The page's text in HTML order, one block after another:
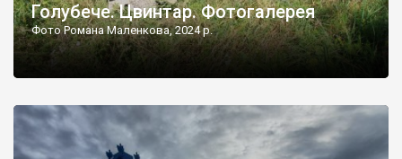
Голубече. Цвинтар. Фотогалерея
Фото Романа Маленкова, 2024 р.